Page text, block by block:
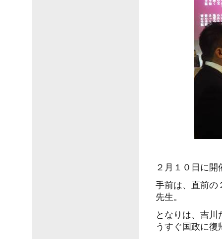
２月１０日に
手前は、直前の
先生。
となりは、吉
うすぐ国政に復